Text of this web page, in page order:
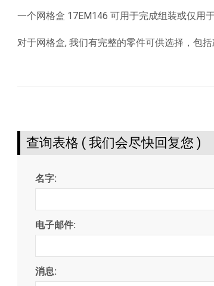
一个网格盒 17EM146 可用于完成组装或仅用
对于网格盒, 我们有完整的零件可供选择，包
查询表格 ( 我们会尽快回复您 )
名字:
电子邮件:
消息: